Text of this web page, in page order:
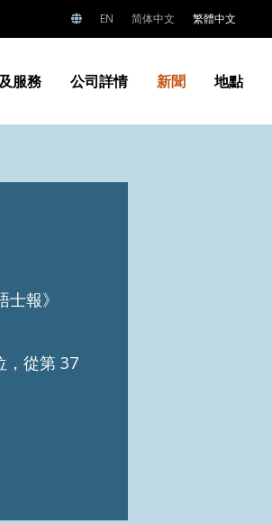
EN 简体中文 繁體中文
服務 公司詳情 新聞 地點
報》
，從第 37